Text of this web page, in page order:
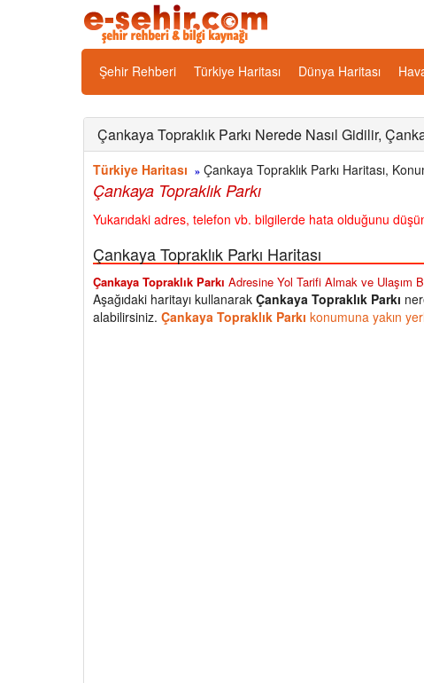
Şehir Rehberi Türkiye Haritası Dünya Haritası
Çankaya Topraklık Parkı Nerede Nasıl Gidilir,
Türkiye Haritası » Çankaya Topraklık Parkı Haritası,
Çankaya Topraklık Parkı
Yukarıdaki adres, telefon vb. bilgilerde hata olduğunu
Çankaya Topraklık Parkı Haritası
Çankaya Topraklık Parkı Adresine Yol Tarifi Almak ve Ulaşım
Aşağıdaki haritayı kullanarak Çankaya Topraklık Parkı
alabilirsiniz. Çankaya Topraklık Parkı konumuna yakın